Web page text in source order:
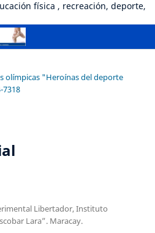
física , recreación, deporte,
olímpicas "Heroínas del deporte
7318
Libertador, Instituto
Lara”. Maracay.